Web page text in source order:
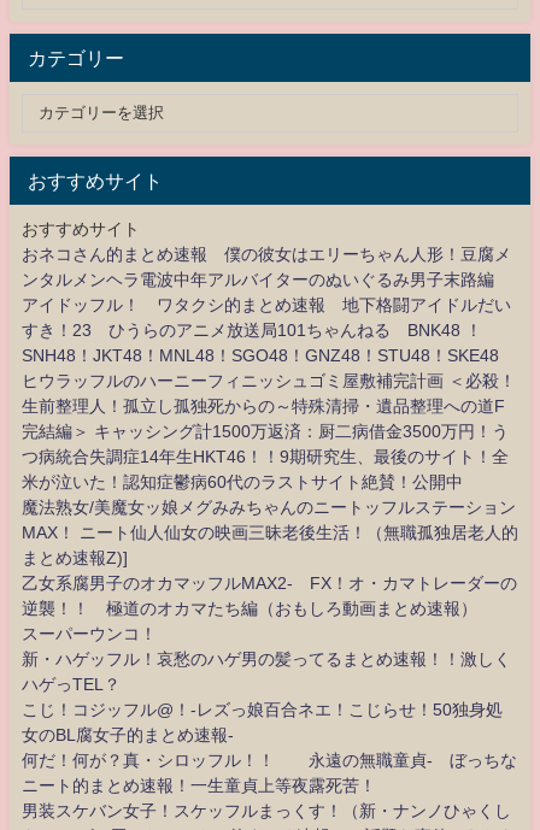
カテゴリー
おすすめサイト
おすすめサイト
おネコさん的まとめ速報 僕の彼女はエリーちゃん人形！豆腐メ
ンタルメンヘラ電波中年アルバイターのぬいぐるみ男子末路編
アイドッフル！ ワタクシ的まとめ速報 地下格闘アイドルだい
すき！23 ひうらのアニメ放送局101ちゃんねる BNK48 ！
SNH48！JKT48！MNL48！SGO48！GNZ48！STU48！SKE48
ヒウラッフルのハーニーフィニッシュゴミ屋敷補完計画 ＜必殺！
生前整理人！孤立し孤独死からの～特殊清掃・遺品整理への道F
完結編＞ キャッシング計1500万返済：厨二病借金3500万円！う
つ病統合失調症14年生HKT46！！9期研究生、最後のサイト！全
米が泣いた！認知症鬱病60代のラストサイト絶賛！公開中
魔法熟女/美魔女ッ娘メグみみちゃんのニートッフルステーション
MAX！ ニート仙人仙女の映画三昧老後生活！（無職孤独居老人的
まとめ速報Z)]
乙女系腐男子のオカマッフルMAX2- FX！オ・カマトレーダーの
逆襲！！ 極道のオカマたち編（おもしろ動画まとめ速報）
スーパーウンコ！
新・ハゲッフル！哀愁のハゲ男の髪ってるまとめ速報！！激しく
ハゲっTEL？
こじ！コジッフル@！-レズっ娘百合ネエ！こじらせ！50独身処
女のBL腐女子的まとめ速報-
何だ！何が？真・シロッフル！！ 永遠の無職童貞- ぼっちな
ニート的まとめ速報！一生童貞上等夜露死苦！
男装スケバン女子！スケッフルまっくす！（新・ナンノひゃくし